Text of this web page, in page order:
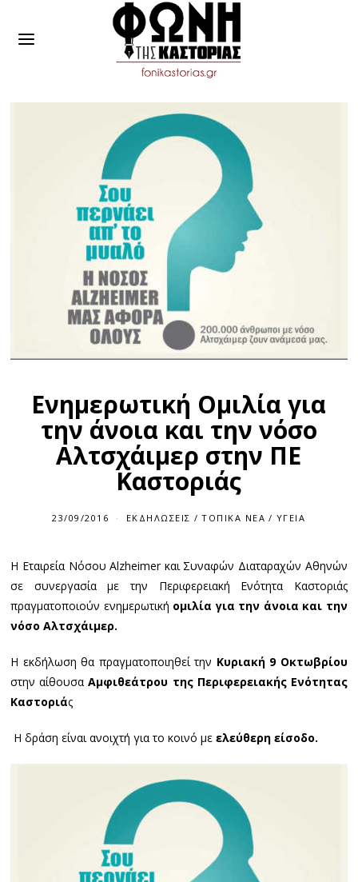
Ενημερωτική Ομιλία για
την άνοια και την νόσο
Αλτσχάιμερ στην ΠΕ
Καστοριάς
23/09/2016 ΕΚΔΗΛΏΣΕΙΣ / ΤΟΠΙΚΆ ΝΈΑ / ΥΓΕΊΑ
H Εταιρεία Νόσου Alzheimer και Συναφών Διαταραχών Αθηνών
σε συνεργασία με την Περιφερειακή Ενότητα Καστοριάς
πραγματοποιούν ενημερωτική ομιλία για την άνοια και την
νόσο Αλτσχάιμερ.
Η εκδήλωση θα πραγματοποιηθεί την Κυριακή 9 Οκτωβρίου
στην αίθουσαΑμφιθεάτρου της Περιφερειακής Ενότητας
Καστοριάς
Η δράση είναι ανοιχτή για το κοινό μεελεύθερη είσοδο.